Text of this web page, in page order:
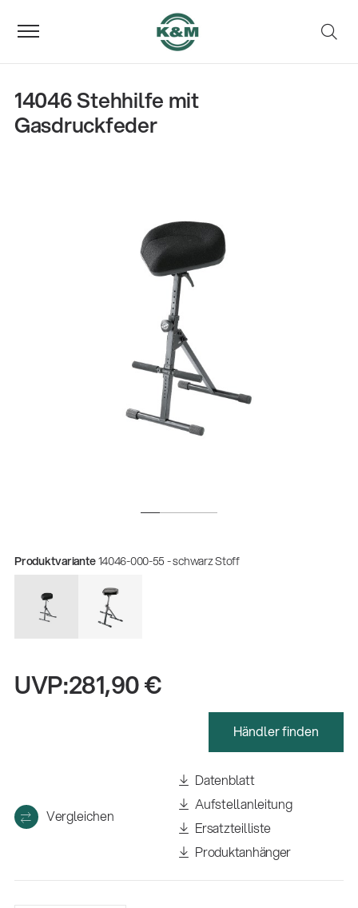
Gesamtkatalog 2026
14046 Stehhilfe mit
Gasdruckfeder
Produktvariante14046-000-55 - schwarz Stoff
UVP:281,90 €
Händler finden
Vergleichen
Datenblatt
Aufstellanleitung
Ersatzteilliste
Produktanhänger